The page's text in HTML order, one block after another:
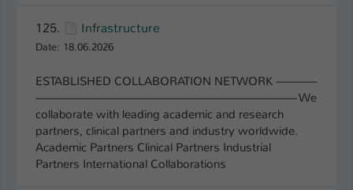
125. Infrastructure
Date: 18.06.2026
ESTABLISHED COLLABORATION NETWORK -------------
----------------------------------------------------------------------------------- We
collaborate with leading academic and research
partners, clinical partners and industry worldwide.
Academic Partners Clinical Partners Industrial
Partners International Collaborations